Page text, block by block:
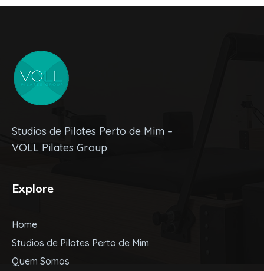
Studios de Pilates Perto de Mim –
VOLL Pilates Group
Explore
Home
Studios de Pilates Perto de Mim
Quem Somos